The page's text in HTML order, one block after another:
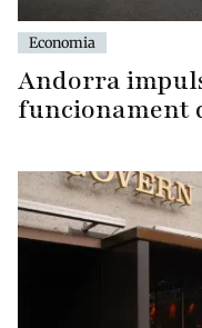
Economia
Andorra
funcionament